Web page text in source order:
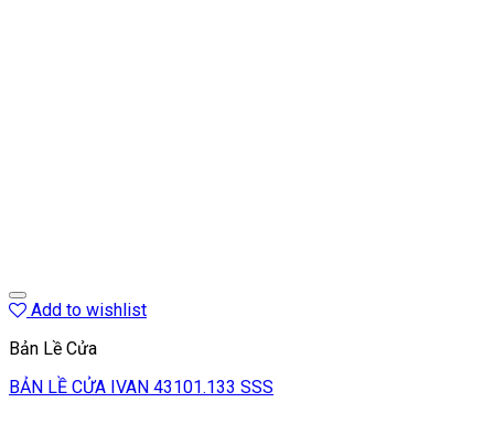
Add to wishlist
Bản Lề Cửa
BẢN LỀ CỬA IVAN 43101.133 SSS